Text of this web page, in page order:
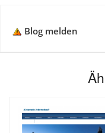
Blog melden